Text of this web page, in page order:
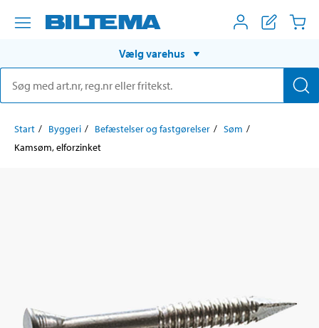
Vælg varehus
Start Byggeri Befæstelser og fastgørelser
Søm
Kamsøm, elforzinket